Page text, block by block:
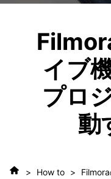
イブ
プロ
動
> How to >